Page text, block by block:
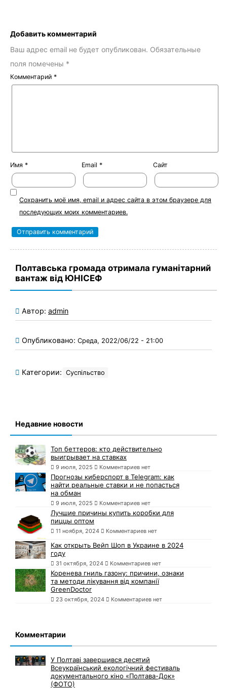
Добавить комментарий
Ваш адрес email не будет опубликован. Обязательные
поля помечены *
Комментарий *
Имя * Email * Сайт
Сохранить моё имя, email и адрес сайта в этом браузере для
последующих моих комментариев.
Полтавська громада отримала гуманітарний
вантаж від ЮНІСЕФ
Автор: admin
Опубликовано: Среда, 2022/06/22 - 21:00
Категории: Суспільство
Недавние новости
Топ беттеров: кто действительно
выигрывает на ставках
9 июля, 2025 Комментариев нет
Прогнозы киберспорт в Telegram: как
найти реальные ставки и не попасться
на обман
9 июля, 2025 Комментариев нет
Лучшие причины купить коробки для
пиццы оптом
11 ноября, 2024 Комментариев нет
Как открыть Вейп Шоп в Украине в 2024
году
31 октября, 2024 Комментариев нет
Коренева гниль газону: причини, ознаки
та методи лікування від компанії
GreenDoctor
23 октября, 2024 Комментариев нет
Комментарии
У Полтаві завершився десятий
Всеукраїнський екологічний фестиваль
документального кіно «Полтава-Док»
(ФОТО)